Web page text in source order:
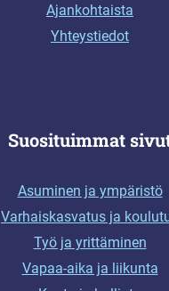
Ajankohtaista
Yhteystiedot
Suosituimmat
Asuminen ja ympäristö
Varhaiskasvatus ja
Työ ja yrittäminen
Vapaa-aika ja liikunta